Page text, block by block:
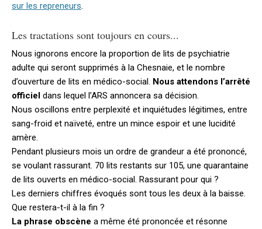
sur les repreneurs.
Les tractations sont toujours en cours...
Nous ignorons encore la proportion de lits de psychiatrie
adulte qui seront supprimés à la Chesnaie, et le nombre
d’ouverture de lits en médico-social. Nous attendons l’arrêté
officiel dans lequel l’ARS annoncera sa décision.
Nous oscillons entre perplexité et inquiétudes légitimes, entre
sang-froid et naïveté, entre un mince espoir et une lucidité
amère.
Pendant plusieurs mois un ordre de grandeur a été prononcé,
se voulant rassurant. 70 lits restants sur 105, une quarantaine
de lits ouverts en médico-social. Rassurant pour qui ?
Les derniers chiffres évoqués sont tous les deux à la baisse.
Que restera-t-il à la fin ?
La phrase obscène a même été prononcée et résonne